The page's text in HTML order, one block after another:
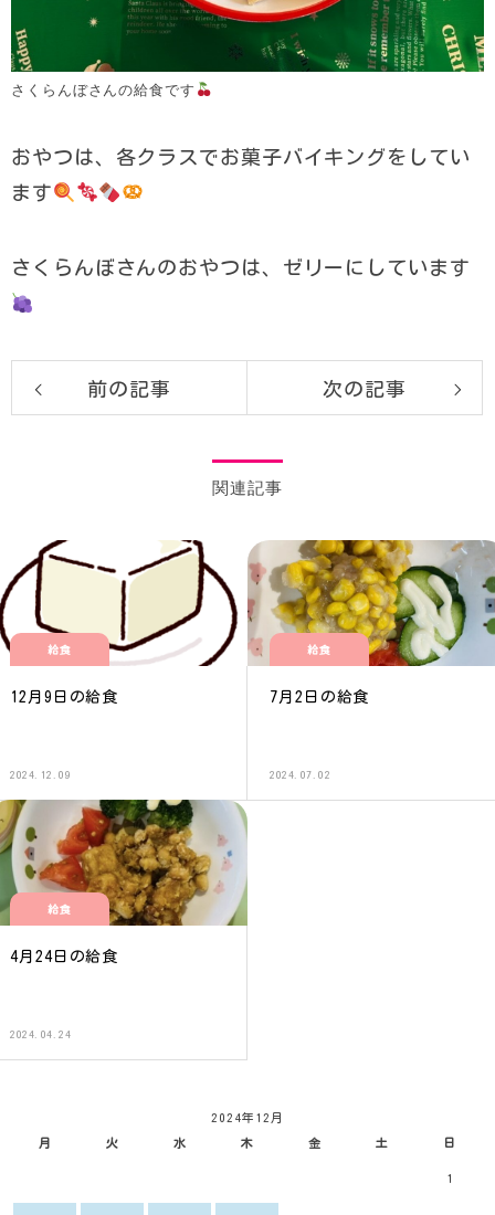
さくらんぼさんの給食です
おやつは、各クラスでお菓子バイキングをしてい
ます
さくらんぼさんのおやつは、ゼリーにしています
前の記事 次の記事
関連記事
給食
12月9日の給食
2024.12.09
給食
7月2日の給食
2024.07.02
給食
4月24日の給食
2024.04.24
2024年12月
月 火 水 木 金 土 日
1